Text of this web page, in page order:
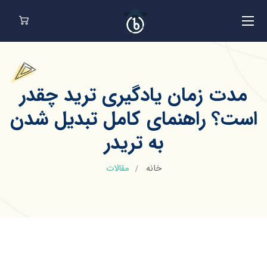
مدت زمان یادگیری ترید چقدر
است؟ راهنمای کامل تبدیل شدن
به تریدر
خانه مقالات